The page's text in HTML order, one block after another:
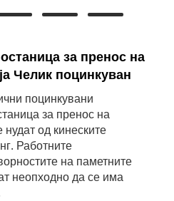
за пренос на
Челик поцинкуван
поцинкувани
за пренос на
нудат од кинеските
Работните
на паметните
неопходно да се има